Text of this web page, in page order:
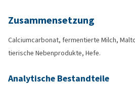
Zusammensetzung
Calciumcarbonat, fermentierte Milch,
tierische Nebenprodukte, Hefe.
Analytische Bestandteile